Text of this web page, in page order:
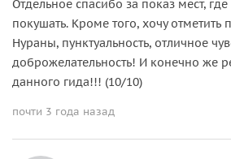
Отдельное спасибо за показ мест,
покушать. Кроме того, хочу отметить
Нураны, пунктуальность, отличное
доброжелательность! И конечно же
данного гида!!! (10/10)
почти 3 года назад